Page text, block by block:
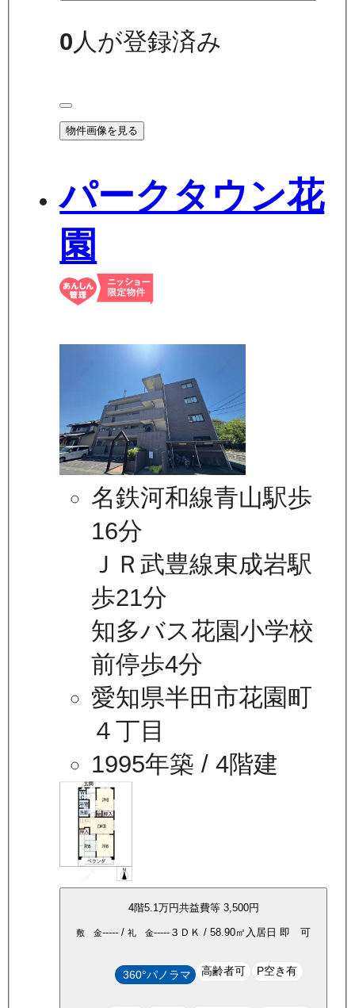
0 人が登録済み
物件画像を見る
パークタウン花
園
名鉄河和線青山駅歩
16分
ＪＲ武豊線東成岩駅
歩21分
知多バス花園小学校
前停歩4分
愛知県半田市花園町
４丁目
1995年築 / 4階建
4階5.1万円共益費等 3,500円
敷 金----- / 礼 金----- ３ＤＫ / 58.90㎡ 入居日 即 可
360°パノラマ 高齢者可 P空き有